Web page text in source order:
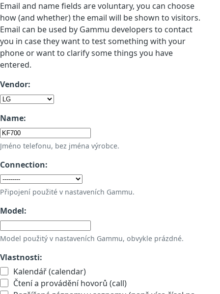
Email and name fields are voluntary, you can choose
how (and whether) the email will be shown to visitors.
Email can be used by Gammu developers to contact
you in case they want to test something with your
phone or want to clarify some things you have
entered.
Vendor:
Name:
Jméno telefonu, bez jména výrobce.
Connection:
Připojení použité v nastaveních Gammu.
Model:
Model použitý v nastaveních Gammu, obvykle prázdné.
Vlastnosti:
Kalendář (calendar)
Čtení a provádění hovorů (call)